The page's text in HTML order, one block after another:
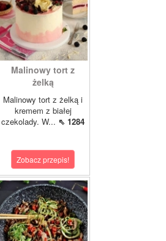
Malinowy tort z
żelką
Malinowy tort z żelką i
kremem z białej
czekolady. W... ⇖ 1284
Zobacz przepis!